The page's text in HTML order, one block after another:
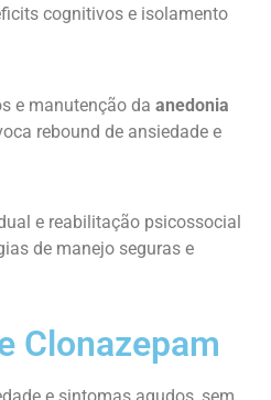
cognitivos e isolamento
e manutenção da anedonia
rebound de ansiedade e
e reabilitação psicossocial
de manejo seguras e
Clonazepam